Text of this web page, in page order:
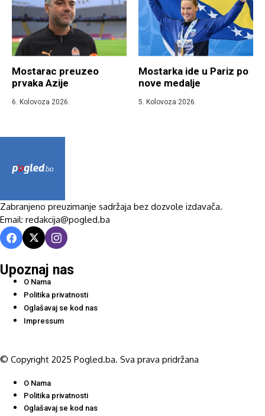
Mostarac preuzeo
prvaka Azije
6. Kolovoza 2026.
Mostarka ide u Pariz po
nove medalje
5. Kolovoza 2026.
Zabranjeno preuzimanje sadržaja bez dozvole izdavača.
Email: redakcija@pogled.ba
Upoznaj nas
O Nama
Politika privatnosti
Oglašavaj se kod nas
Impressum
© Copyright 2025 Pogled.ba. Sva prava pridržana
O Nama
Politika privatnosti
Oglašavaj se kod nas